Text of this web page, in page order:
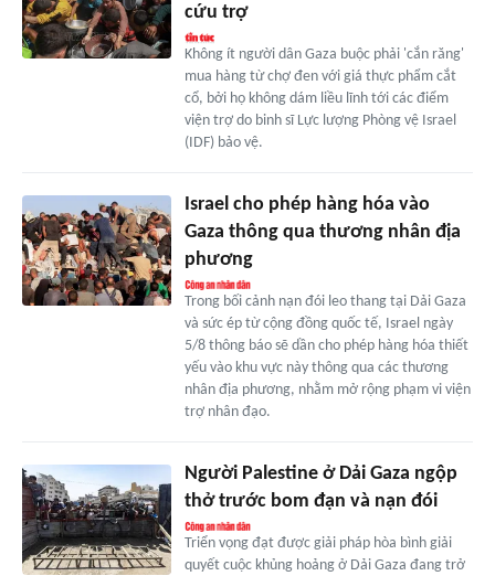
cứu trợ
Không ít người dân Gaza buộc phải 'cắn răng'
mua hàng từ chợ đen với giá thực phẩm cắt
cổ, bởi họ không dám liều lĩnh tới các điểm
viện trợ do binh sĩ Lực lượng Phòng vệ Israel
(IDF) bảo vệ.
Israel cho phép hàng hóa vào
Gaza thông qua thương nhân địa
phương
Trong bối cảnh nạn đói leo thang tại Dải Gaza
và sức ép từ cộng đồng quốc tế, Israel ngày
5/8 thông báo sẽ dần cho phép hàng hóa thiết
yếu vào khu vực này thông qua các thương
nhân địa phương, nhằm mở rộng phạm vi viện
trợ nhân đạo.
Người Palestine ở Dải Gaza ngộp
thở trước bom đạn và nạn đói
Triển vọng đạt được giải pháp hòa bình giải
quyết cuộc khủng hoảng ở Dải Gaza đang trở